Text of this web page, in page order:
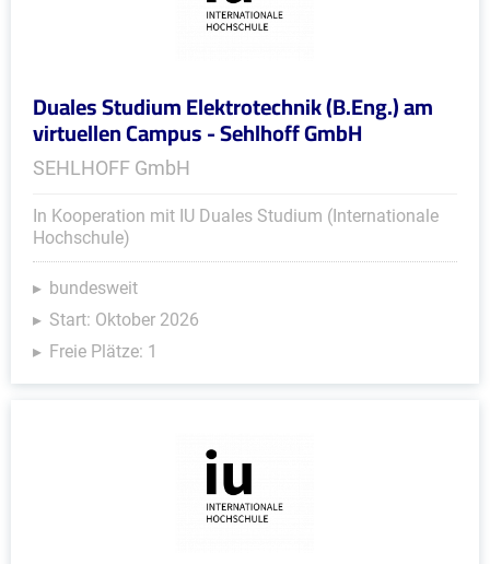
Duales Studium Elektrotechnik (B.Eng.) am
virtuellen Campus - Sehlhoff GmbH
SEHLHOFF GmbH
In Kooperation mit IU Duales Studium (Internationale
Hochschule)
bundesweit
Start: Oktober 2026
Freie Plätze: 1